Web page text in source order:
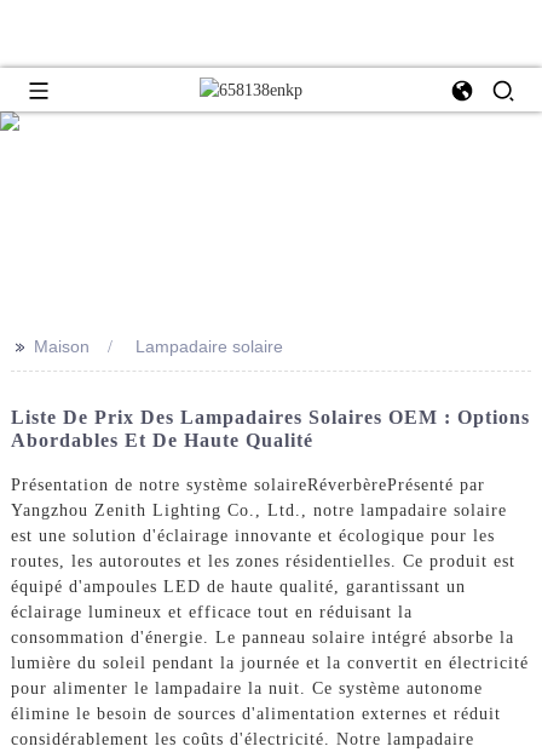
>> Maison Lampadaire solaire
Liste De Prix Des Lampadaires Solaires OEM : Options
Abordables Et De Haute Qualité
Présentation de notre système solaireRéverbèrePrésenté par
Yangzhou Zenith Lighting Co., Ltd., notre lampadaire solaire
est une solution d'éclairage innovante et écologique pour les
routes, les autoroutes et les zones résidentielles. Ce produit est
équipé d'ampoules LED de haute qualité, garantissant un
éclairage lumineux et efficace tout en réduisant la
consommation d'énergie. Le panneau solaire intégré absorbe la
lumière du soleil pendant la journée et la convertit en électricité
pour alimenter le lampadaire la nuit. Ce système autonome
élimine le besoin de sources d'alimentation externes et réduit
considérablement les coûts d'électricité. Notre lampadaire